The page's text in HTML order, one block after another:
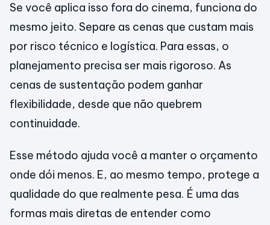
Se você aplica isso fora do cinema, funciona do
mesmo jeito. Separe as cenas que custam mais
por risco técnico e logística. Para essas, o
planejamento precisa ser mais rigoroso. As
cenas de sustentação podem ganhar
flexibilidade, desde que não quebrem
continuidade.
Esse método ajuda você a manter o orçamento
onde dói menos. E, ao mesmo tempo, protege a
qualidade do que realmente pesa. É uma das
formas mais diretas de entender como